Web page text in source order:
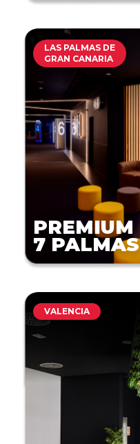
LAS PALMAS DE
GRAN CANARIA
PREMIUM
7 PALMAS
VALENCIA